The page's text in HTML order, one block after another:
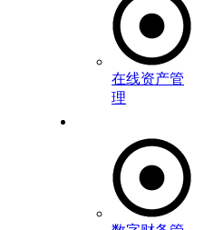
在线资产管
理